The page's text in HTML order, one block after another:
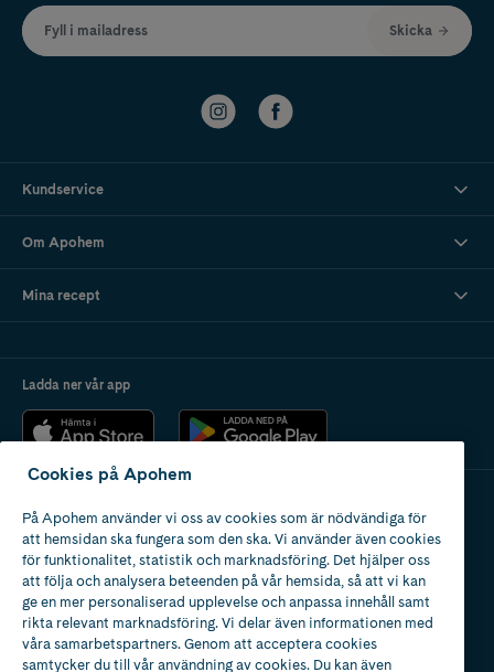
Fyll i mailadress Skicka
Kundservice
Om Apohem
Mina recept
Ladda ner vår app
Apotek med tillstånd
av Läkemedelsverket
Cookies på Apohem
På Apohem använder vi oss av cookies som är nödvändiga för
att hemsidan ska fungera som den ska. Vi använder även cookies
för funktionalitet, statistik och marknadsföring. Det hjälper oss
att följa och analysera beteenden på vår hemsida, så att vi kan
ge en mer personaliserad upplevelse och anpassa innehåll samt
rikta relevant marknadsföring. Vi delar även informationen med
våra samarbetspartners. Genom att acceptera cookies
samtycker du till vår användning av cookies. Du kan även